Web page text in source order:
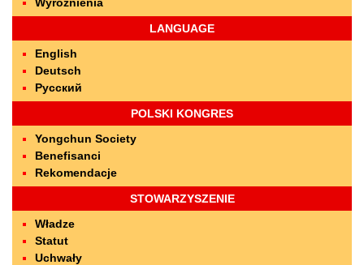
LANGUAGE
English
Deutsch
Русский
POLSKI KONGRES
Yongchun Society
Benefisanci
Rekomendacje
STOWARZYSZENIE
Władze
Statut
Uchwały